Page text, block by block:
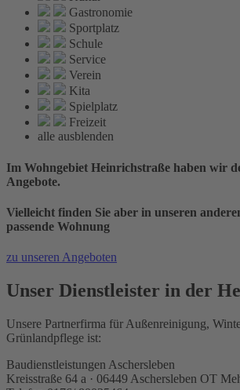
Gastronomie
Sportplatz
Schule
Service
Verein
Kita
Spielplatz
Freizeit
alle ausblenden
Im Wohngebiet Heinrichstraße haben wir
Angebote.
Vielleicht finden Sie aber in unseren
passende Wohnung
zu unseren Angeboten
Unser Dienstleister in der
Unsere Partnerfirma für Außenreinigung,
Grünlandpflege ist:
Baudienstleistungen Aschersleben
Kreisstraße 64 a · 06449 Aschersleben OT